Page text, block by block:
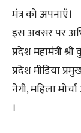
मंत्र को अपनाएँ।
इस अवसर पर
प्रदेश महामंत्री
प्रदेश मीडिया
नेगी, महिला
।